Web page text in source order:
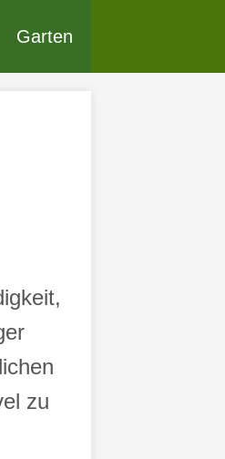
Garten
zu